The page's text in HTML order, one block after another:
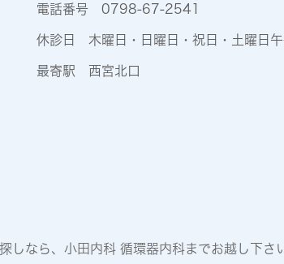
電話番号 0798-67-2541
休診日 木曜日・日曜日・祝日・土曜日
最寄駅 西宮北口
しなら、小田内科 循環器内科までお越し下さ